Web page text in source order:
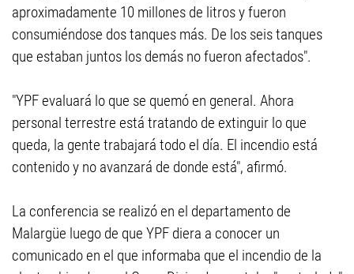
aproximadamente 10 millones de litros y fueron
consumiéndose dos tanques más. De los seis tanques
que estaban juntos los demás no fueron afectados".
"YPF evaluará lo que se quemó en general. Ahora
personal terrestre está tratando de extinguir lo que
queda, la gente trabajará todo el día. El incendio está
contenido y no avanzará de donde está", afirmó.
La conferencia se realizó en el departamento de
Malargüe luego de que YPF diera a conocer un
comunicado en el que informaba que el incendio de la